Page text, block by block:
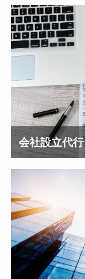
会社設立代行